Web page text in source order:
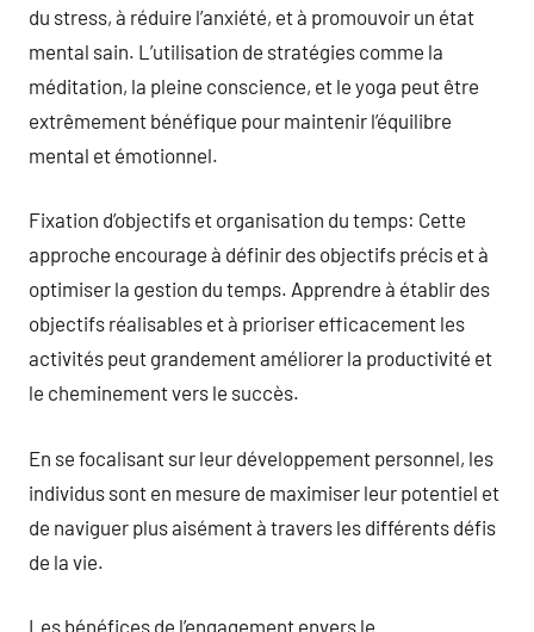
du stress, à réduire l’anxiété, et à promouvoir un état
mental sain. L’utilisation de stratégies comme la
méditation, la pleine conscience, et le yoga peut être
extrêmement bénéfique pour maintenir l’équilibre
mental et émotionnel.
Fixation d’objectifs et organisation du temps: Cette
approche encourage à définir des objectifs précis et à
optimiser la gestion du temps. Apprendre à établir des
objectifs réalisables et à prioriser efficacement les
activités peut grandement améliorer la productivité et
le cheminement vers le succès.
En se focalisant sur leur développement personnel, les
individus sont en mesure de maximiser leur potentiel et
de naviguer plus aisément à travers les différents défis
de la vie.
Les bénéfices de l’engagement envers le